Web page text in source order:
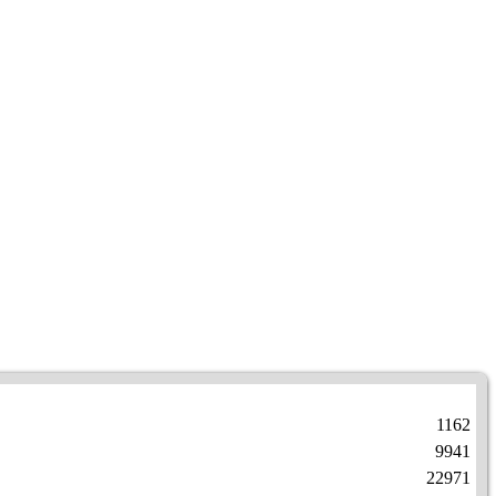
1162
9941
22971